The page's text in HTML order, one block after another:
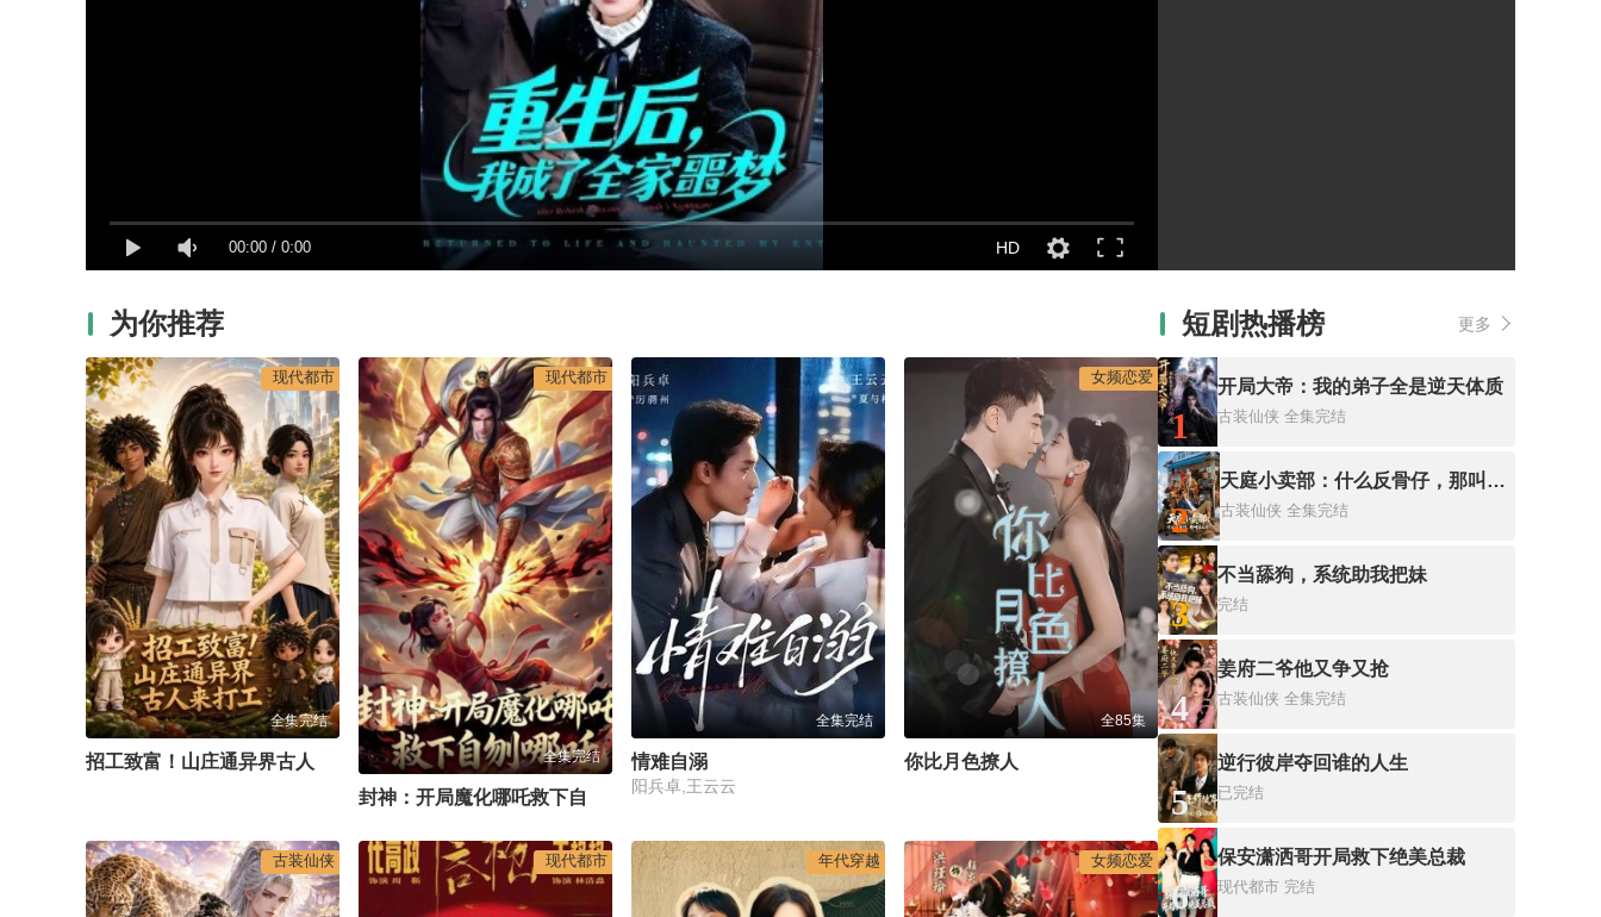
00:00 / 0:00 HD
为你推荐
现代都市
全集完结
现代都市
全集完结
全集完结
情难自溺
阳兵卓,王云云
女频恋爱
全85集
你比月色撩人
古装仙侠 现代都市 年代穿越 女频恋爱
短剧热播榜 更多
1
开局大帝：我的弟子全是逆天体质
古装仙侠 全集完结
2
天庭小卖部：什么反骨仔，那叫打工仔！
古装仙侠 全集完结
3
不当舔狗，系统助我把妹
完结
4
姜府二爷他又争又抢
古装仙侠 全集完结
5
逆行彼岸夺回谁的人生
已完结
6
保安潇洒哥开局救下绝美总裁
现代都市 完结